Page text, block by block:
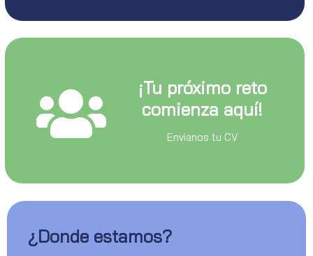
¡Tu próximo reto
comienza aquí!
Envianos tu CV
¿Donde estamos?